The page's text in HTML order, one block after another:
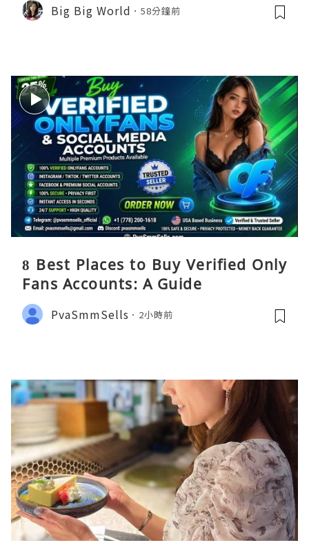
Big Big World 58分鐘前
8 Best Places to Buy Verified Only
Fans Accounts: A Guide
PvaSmmSells 2小時前